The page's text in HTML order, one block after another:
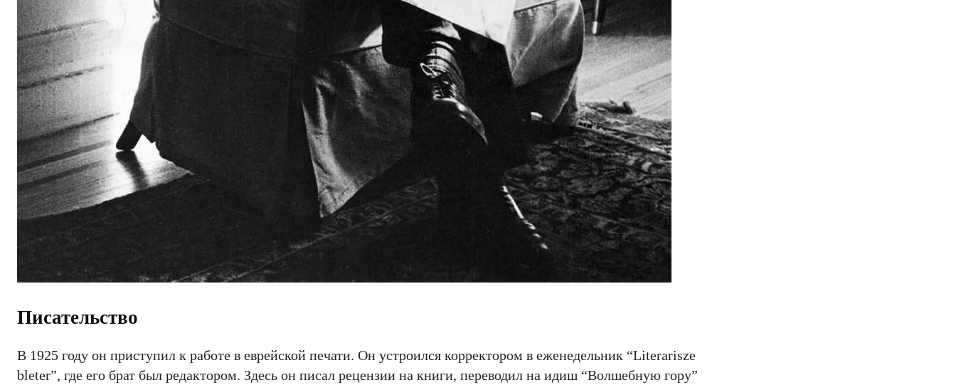
Писательство
В 1925 году он приступил к работе в еврейской печати. Он устроился корректором в еженедельник “Literarisze
bleter”, где его брат был редактором. Здесь он писал рецензии на книги, переводил на идиш “Волшебную гору”